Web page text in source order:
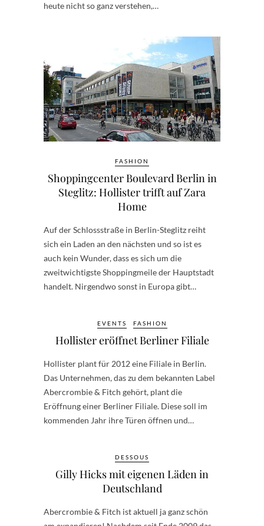
heute nicht so ganz verstehen,…
FASHION
Shoppingcenter Boulevard Berlin in
Steglitz: Hollister trifft auf Zara
Home
Auf der Schlossstraße in Berlin-Steglitz reiht
sich ein Laden an den nächsten und so ist es
auch kein Wunder, dass es sich um die
zweitwichtigste Shoppingmeile der Hauptstadt
handelt. Nirgendwo sonst in Europa gibt…
EVENTS FASHION
Hollister eröffnet Berliner Filiale
Hollister plant für 2012 eine Filiale in Berlin.
Das Unternehmen, das zu dem bekannten Label
Abercrombie & Fitch gehört, plant die
Eröffnung einer Berliner Filiale. Diese soll im
kommenden Jahr ihre Türen öffnen und…
DESSOUS
Gilly Hicks mit eigenen Läden in
Deutschland
Abercrombie & Fitch ist aktuell ja ganz schön